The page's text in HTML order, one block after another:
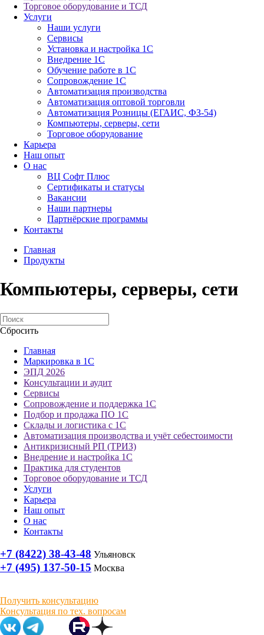
Торговое оборудование и ТСД
Услуги
Наши услуги
Сервисы
Установка и настройка 1С
Внедрение 1С
Обучение работе в 1С
Сопровождение 1С
Автоматизация производства
Автоматизация оптовой торговли
Автоматизация Розницы (ЕГАИС, ФЗ-54)
Компьютеры, серверы, сети
Торговое оборудование
Карьера
Наш опыт
О нас
ВЦ Софт Плюс
Сертификаты и статусы
Вакансии
Наши партнеры
Партнёрские программы
Контакты
Главная
Продукты
Компьютеры, серверы, сети
Сбросить
Главная
Маркировка в 1С
ЭПД 2026
Консультации и аудит
Сервисы
Сопровождение и поддержка 1С
Подбор и продажа ПО 1С
Склады и логистика с 1С
Автоматизация производства и учёт себестоимости
Антикризисный РП (ТРИЗ)
Внедрение и настройка 1С
Практика для студентов
Торговое оборудование и ТСД
Услуги
Карьера
Наш опыт
О нас
Контакты
+7 (8422) 38-43-48 Ульяновск
+7 (495) 137-50-15 Москва
Получить консультацию
Консультация по тех. вопросам